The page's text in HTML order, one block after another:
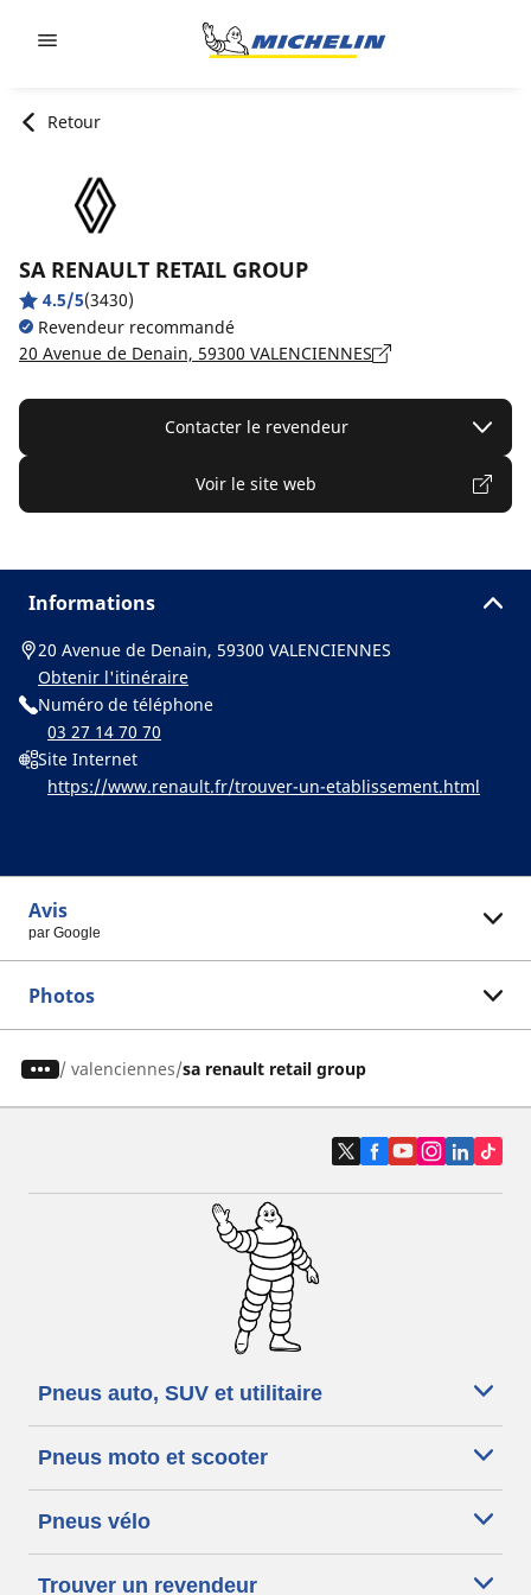
Retour
SA RENAULT RETAIL GROUP
4.5/5(3430)
Revendeur recommandé
20 Avenue de Denain, 59300 VALENCIENNES
Contacter le revendeur
Voir le site web
Informations
20 Avenue de Denain, 59300 VALENCIENNES
Obtenir l'itinéraire
Numéro de téléphone
03 27 14 70 70
Site Internet
https://www.renault.fr/trouver-un-etablissement.html
Avis
par Google
Photos
/ valenciennes sa renault retail group
Pneus auto, SUV et utilitaire
Pneus moto et scooter
Pneus vélo
Trouver un revendeur